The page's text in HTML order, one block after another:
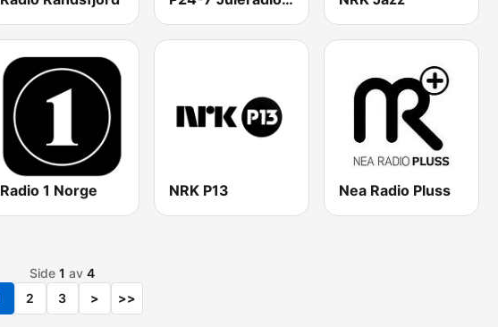
Radio 1 Norge NRK P13 Nea Radio Pluss
Side 1 av 4
2 3 > >>